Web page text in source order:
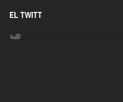
EL TWITT